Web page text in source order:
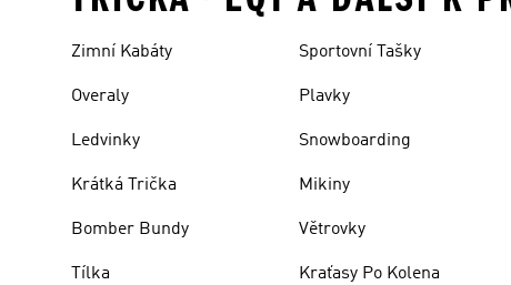
Zimní Kabáty
Overaly
Ledvinky
Krátká Trička
Bomber Bundy
Tílka
Sportovní Tašky
Plavky
Snowboarding
Mikiny
Větrovky
Kraťasy Po Kolena